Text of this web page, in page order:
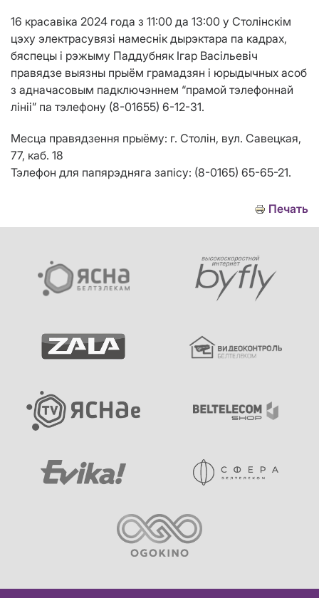
16 красавіка 2024 года з 11:00 да 13:00 у Столінскім
цэху электрасувязі намеснік дырэктара па кадрах,
бяспецы і рэжыму Паддубняк Ігар Васільевіч
правядзе выязны прыём грамадзян і юрыдычных асоб
з адначасовым падключэннем “прамой тэлефоннай
лініі” па тэлефону (8-01655) 6-12-31.
Месца правядзення прыёму: г. Столін, вул. Савецкая,
77, каб. 18
Тэлефон для папярэдняга запісу: (8-0165) 65-65-21.
Печать